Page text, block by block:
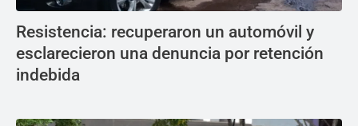
Resistencia: recuperaron un automóvil y
esclarecieron una denuncia por retención
indebida